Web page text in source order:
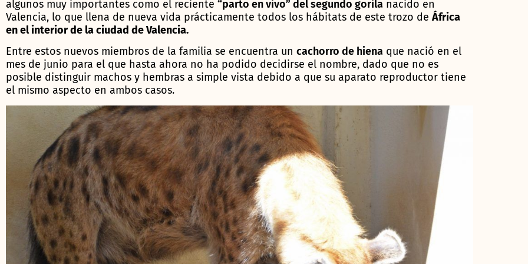
algunos muy importantes como el reciente “parto en vivo” del segundo gorila nacido en
Valencia, lo que llena de nueva vida prácticamente todos los hábitats de este trozo deÁfrica
en el interior de la ciudad de Valencia.
Entre estos nuevos miembros de la familia se encuentra un cachorro de hiena que nació en el
mes de junio para el que hasta ahora no ha podido decidirse el nombre, dado que no es
posible distinguir machos y hembras a simple vista debido a que su aparato reproductor tiene
el mismo aspecto en ambos casos.